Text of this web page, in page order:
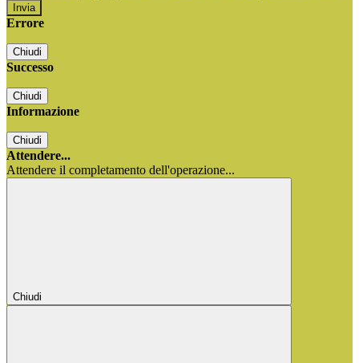
Errore
Chiudi
Successo
Chiudi
Informazione
Chiudi
Attendere...
Attendere il completamento dell'operazione...
Chiudi